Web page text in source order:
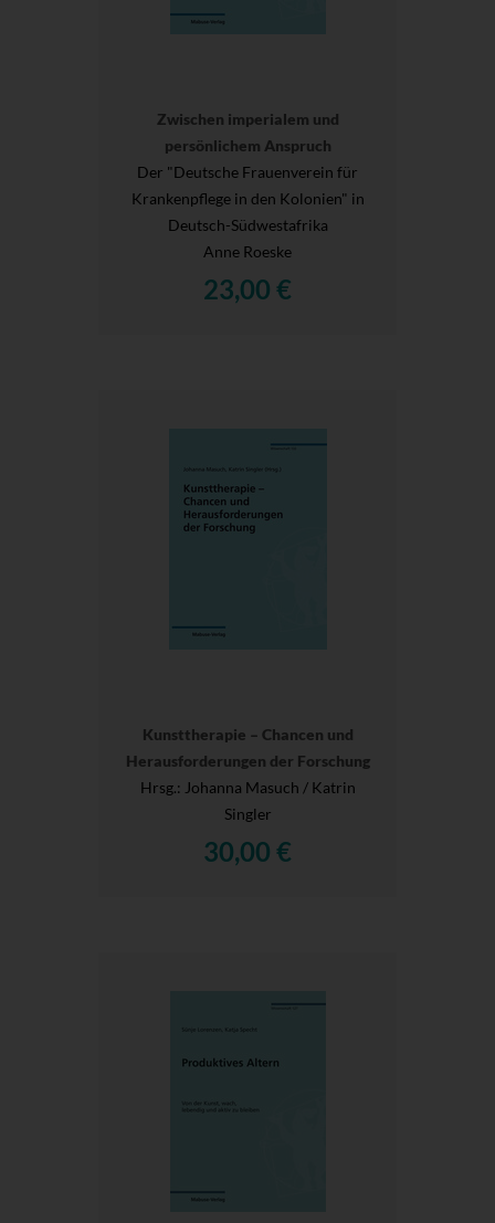
Zwischen imperialem und
persönlichem Anspruch
Der "Deutsche Frauenverein für
Krankenpflege in den Kolonien" in
Deutsch-Südwestafrika
Anne Roeske
23,00 €
Kunsttherapie – Chancen und
Herausforderungen der Forschung
Hrsg.: Johanna Masuch / Katrin
Singler
30,00 €